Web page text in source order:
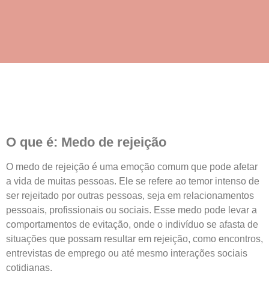
O que é: Medo de rejeição
O medo de rejeição é uma emoção comum que pode afetar
a vida de muitas pessoas. Ele se refere ao temor intenso de
ser rejeitado por outras pessoas, seja em relacionamentos
pessoais, profissionais ou sociais. Esse medo pode levar a
comportamentos de evitação, onde o indivíduo se afasta de
situações que possam resultar em rejeição, como encontros,
entrevistas de emprego ou até mesmo interações sociais
cotidianas.